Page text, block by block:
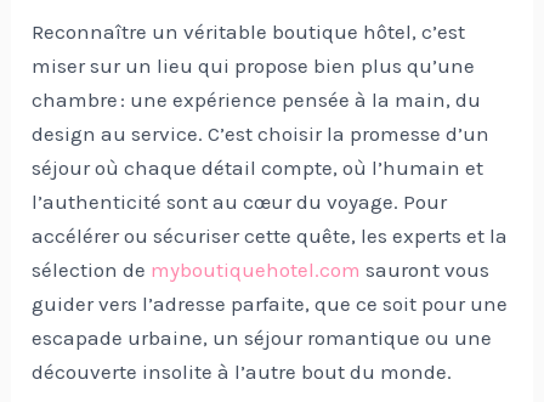
Reconnaître un véritable boutique hôtel, c’est
miser sur un lieu qui propose bien plus qu’une
chambre : une expérience pensée à la main, du
design au service. C’est choisir la promesse d’un
séjour où chaque détail compte, où l’humain et
l’authenticité sont au cœur du voyage. Pour
accélérer ou sécuriser cette quête, les experts et la
sélection de myboutiquehotel.com sauront vous
guider vers l’adresse parfaite, que ce soit pour une
escapade urbaine, un séjour romantique ou une
découverte insolite à l’autre bout du monde.